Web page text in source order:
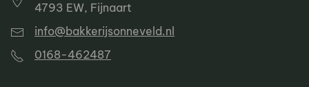
4793 EW, Fijnaart
info@bakkerijsonneveld.nl
0168-462487